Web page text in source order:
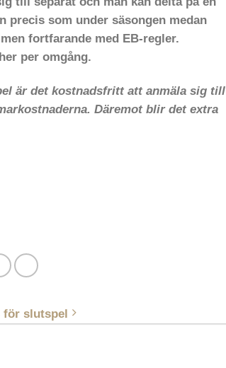
precis som under säsongen medan
fortfarande med EB-regler.
per omgång.
är det kostnadsfritt att anmäla sig till
Däremot blir det extra
för slutspel